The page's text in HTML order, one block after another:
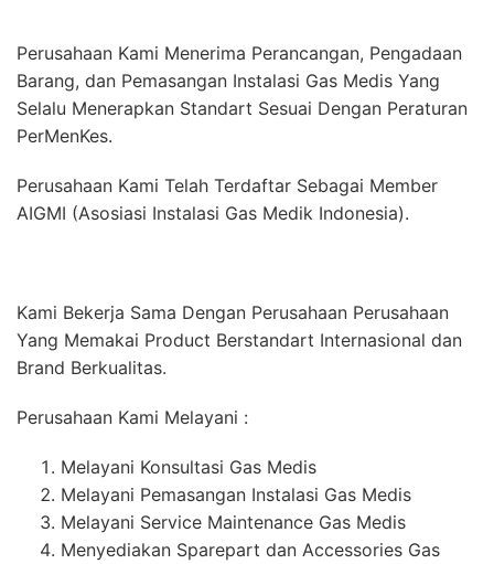
Perusahaan Kami Menerima Perancangan, Pengadaan
Barang, dan Pemasangan Instalasi Gas Medis Yang
Selalu Menerapkan Standart Sesuai Dengan Peraturan
PerMenKes.
Perusahaan Kami Telah Terdaftar Sebagai Member
AIGMI (Asosiasi Instalasi Gas Medik Indonesia).
Kami Bekerja Sama Dengan Perusahaan Perusahaan
Yang Memakai Product Berstandart Internasional dan
Brand Berkualitas.
Perusahaan Kami Melayani :
Melayani Konsultasi Gas Medis
Melayani Pemasangan Instalasi Gas Medis
Melayani Service Maintenance Gas Medis
Menyediakan Sparepart dan Accessories Gas